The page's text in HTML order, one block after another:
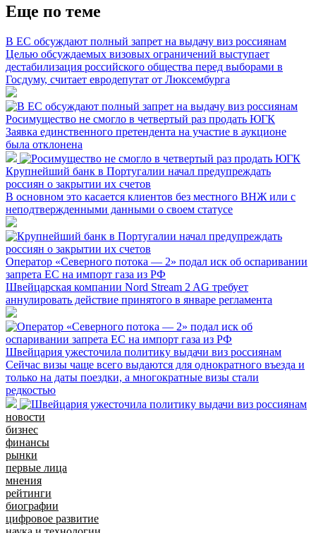
Еще по теме
В ЕС обсуждают полный запрет на выдачу виз россиянам
Целью обсуждаемых визовых ограничений выступает
дестабилизация российского общества перед выборами в
Госдуму, считает евродепутат от Люксембурга
Росимущество не смогло в четвертый раз продать ЮГК
Заявка единственного претендента на участие в аукционе
была отклонена
Крупнейший банк в Португалии начал предупреждать
россиян о закрытии их счетов
В основном это касается клиентов без местного ВНЖ или с
неподтвержденными данными о своем статусе
Оператор «Северного потока — 2» подал иск об оспаривании
запрета ЕС на импорт газа из РФ
Швейцарская компании Nord Stream 2 AG требует
аннулировать действие принятого в январе регламента
Швейцария ужесточила политику выдачи виз россиянам
Сейчас визы чаще всего выдаются для однократного въезда и
только на даты поездки, а многократные визы стали
редкостью
новости
бизнес
финансы
рынки
первые лица
мнения
рейтинги
биографии
цифровое развитие